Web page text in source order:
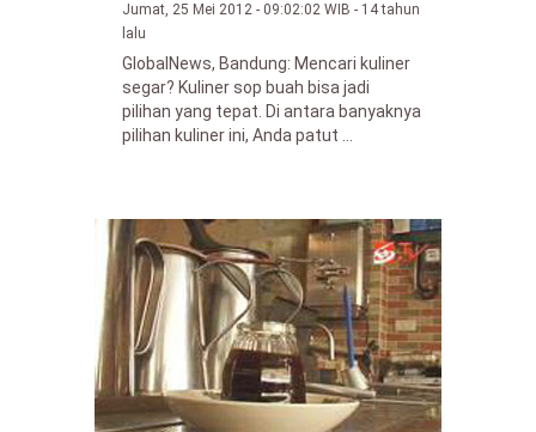
Jumat, 25 Mei 2012 - 09:02:02 WIB - 14 tahun
lalu
GlobalNews, Bandung: Mencari kuliner
segar? Kuliner sop buah bisa jadi
pilihan yang tepat. Di antara banyaknya
pilihan kuliner ini, Anda patut ...